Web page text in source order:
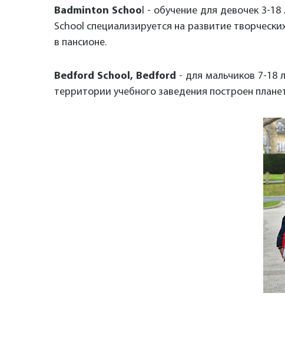
Badminton School - обучение для девочек 3-
School специализируется на развитие
в пансионе.
Bedford School, Bedford - для мальчиков 7-18
территории учебного заведения построен